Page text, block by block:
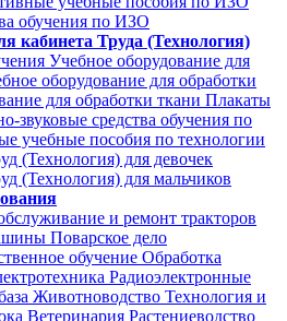
обучения по ИЗО
кабинета Труда (Технология)
Учебное оборудование для
оборудование для обработки
для обработки ткани Плакаты
звуковые средства обучения по
учебные пособия по технологии
(Технология) для девочек
(Технология) для мальчиков
и ремонт тракторов
Поварское дело
обучение Обработка
Радиоэлектронные
Животноводство Технология и
Ветеринария Растениеводство